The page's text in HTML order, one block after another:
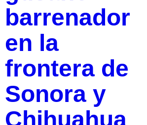
barrenador
en la
frontera de
Sonora y
Chihuahua